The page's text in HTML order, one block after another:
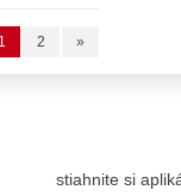
1 2 »
stiahnite si